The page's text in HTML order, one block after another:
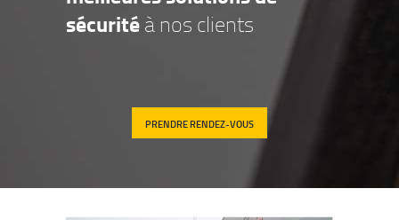
sécuritéà nos clients
PRENDRE RENDEZ-VOUS